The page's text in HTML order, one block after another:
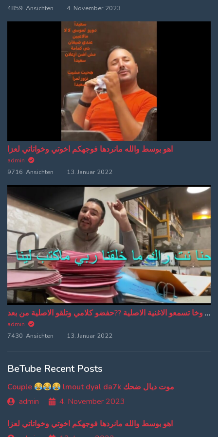
4859 Ansichten
4. November 2023
اهو بوسط والله مانردها فوجهكم اخوتي وخواتاتي لعزا
admin
9716 Ansichten
13. Januar 2022
من دبا غادي تبقاو تسمعو ترجمة ديالي وخا تسمعو الاغنية الاصلية ??حفضو كلامي وتلقو الاصلية من بعد
admin
7430 Ansichten
13. Januar 2022
BeTube Recent Posts
Couple
lmout dyal da7k موت ديال ضحك
admin
4. November 2023
اهو بوسط والله مانردها فوجهكم اخوتي وخواتاتي لعزا